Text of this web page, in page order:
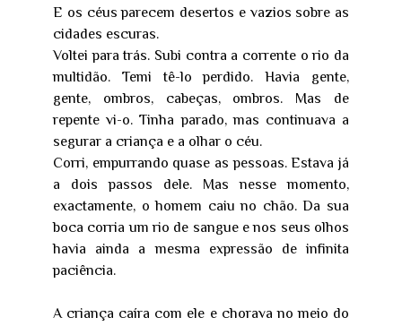
E os céus parecem desertos e vazios sobre as
cidades escuras.
Voltei para trás. Subi contra a corrente o rio da
multidão. Temi tê-lo perdido. Havia gente,
gente, ombros, cabeças, ombros. Mas de
repente vi-o. Tinha parado, mas continuava a
segurar a criança e a olhar o céu.
Corri, empurrando quase as pessoas. Estava já
a dois passos dele. Mas nesse momento,
exactamente, o homem caiu no chão. Da sua
boca corria um rio de sangue e nos seus olhos
havia ainda a mesma expressão de infinita
paciência.
A criança caíra com ele e chorava no meio do